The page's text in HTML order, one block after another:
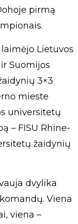
pirmą
Lietuvos
Suomijos
3×3
mieste
universitetų
– FISU Rhine-
žaidynių
dvylika
Viena
viena –